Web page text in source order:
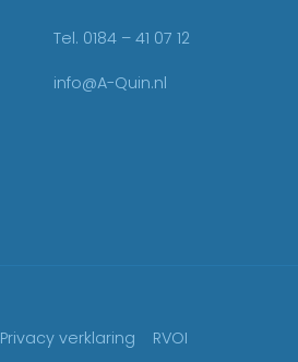
Tel. 0184 – 41 07 12
info@A-Quin.nl
Privacy verklaring RVOI